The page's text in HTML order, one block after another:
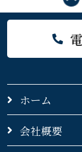
ホーム
会社概要